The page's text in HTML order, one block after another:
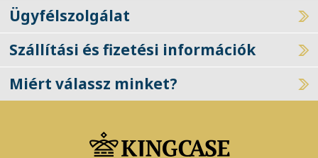
Ügyfélszolgálat
Szállítási és fizetési információk
Miért válassz minket?